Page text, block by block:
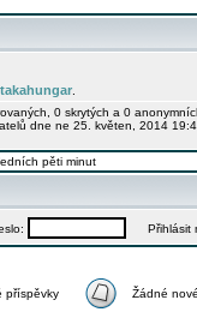
0 skrytých a 0
dne ne 25. květen, 2014
pěti minut
Přihlásit
příspěvky Žádné